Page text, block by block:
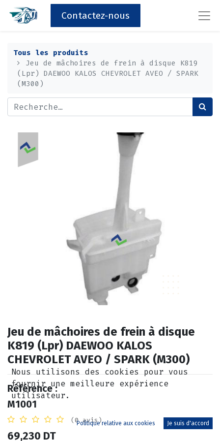
Contactez-nous
Tous les produits
Jeu de mâchoires de frein à disque K819
(Lpr) DAEWOO KALOS CHEVROLET AVEO / SPARK
(M300)
Jeu de mâchoires de frein à disque
K819 (Lpr) DAEWOO KALOS
CHEVROLET AVEO / SPARK (M300)
Référence :
M1001
(0 avis)
69,230 DT
Nous utilisons des cookies pour vous
fournir une meilleure expérience
utilisateur.
Politique relative aux cookies Je suis d'accord